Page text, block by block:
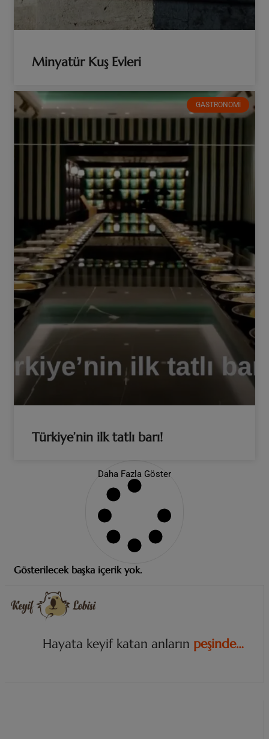
Minyatür Kuş Evleri
GASTRONOMI
Türkiye’nin ilk tatlı barı!
Daha Fazla Göster
Gösterilecek başka içerik yok.
Hayata keyif katan anların